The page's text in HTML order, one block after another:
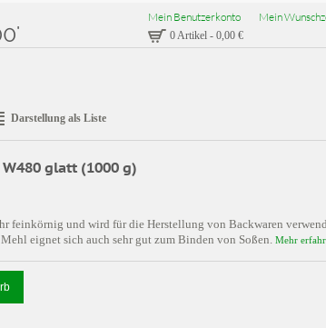
Mein Benutzerkonto Mein
0 Artikel - 0,00 €
Darstellung als Liste
glatt (1000 g)
feinkörnig und wird für die Herstellung von Backwaren
eignet sich auch sehr gut zum Binden von Soßen. Mehr